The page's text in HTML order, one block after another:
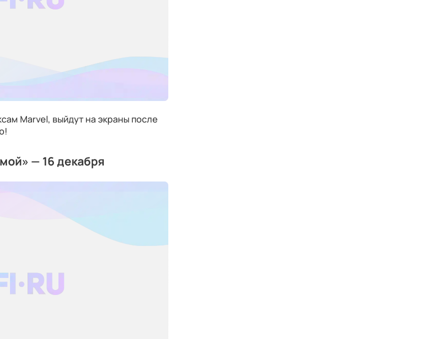
Marvel, выйдут на экраны после
— 16 декабря